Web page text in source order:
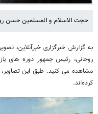
حجت الاسلام و المسلمین حسن روحانی در
به گزارش خبرگزاری خبرآنلاین،
مشاهده می کنید. طبق این تصاویر،
کرده‌اند.